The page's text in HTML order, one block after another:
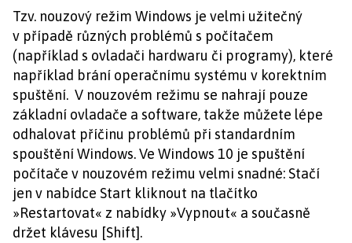
Tzv. nouzový režim Windows je velmi užitečný
v případě různých problémů s počítačem
(například s ovladači hardwaru či programy), které
například brání operačnímu systému v korektním
spuštění. V nouzovém režimu se nahrají pouze
základní ovladače a software, takže můžete lépe
odhalovat příčinu problémů při standardním
spouštění Windows. Ve Windows 10 je spuštění
počítače v nouzovém režimu velmi snadné: Stačí
jen v nabídce Start kliknout na tlačítko
»Restartovat« z nabídky »Vypnout« a současně
držet klávesu [Shift].